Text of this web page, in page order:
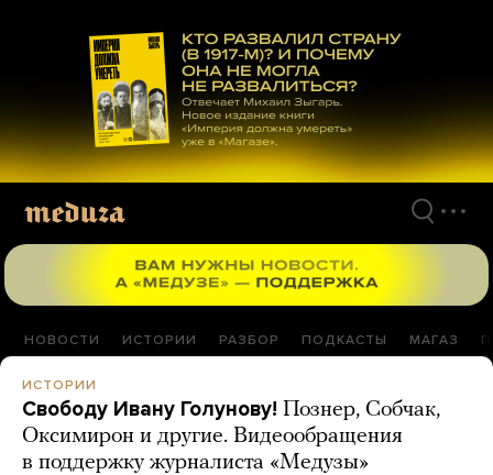
материалам
НОВОСТИ ИСТОРИИ РАЗБОР ПОДКАСТЫ МАГАЗ
ИСТОРИИ
Свободу Ивану Голунову! Познер, Собчак,
Оксимирон и другие. Видеообращения
в поддержку журналиста «Медузы»